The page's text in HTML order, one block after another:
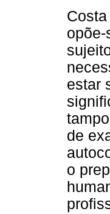
estar
de
o